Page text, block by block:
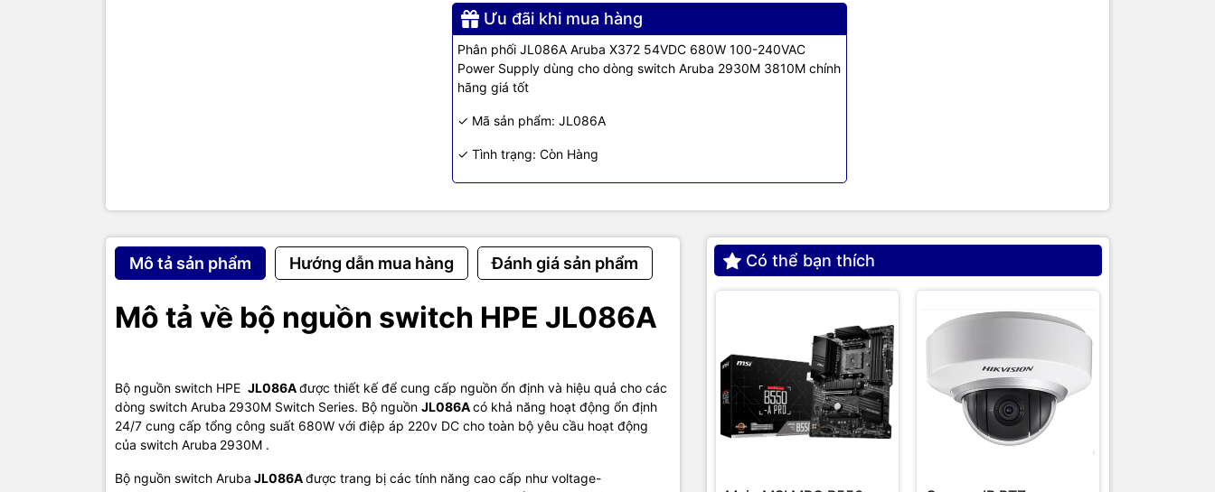
Ưu đãi khi mua hàng
Phân phối JL086A Aruba X372 54VDC 680W 100-240VAC
Power Supply dùng cho dòng switch Aruba 2930M 3810M chính
hãng giá tốt
✓ Mã sản phẩm: JL086A
✓ Tình trạng: Còn Hàng
Mô tả sản phẩm Hướng dẫn mua hàng Đánh giá sản phẩm
Mô tả về bộ nguồn switch HPE JL086A
Bộ nguồn switch HPE JL086Ađược thiết kế để cung cấp nguồn ổn định và hiệu quả cho các
dòng switch Aruba 2930M Switch Series. Bộ nguồn JL086Acó khả năng hoạt động ổn định
24/7 cung cấp tổng công suất 680W với điệp áp 220v DC cho toàn bộ yêu cầu hoạt động
của switch Aruba 2930M .
Bộ nguồn switch Aruba JL086Ađược trang bị các tính năng cao cấp như voltage-
Có thể bạn thích
Manufacturer Part Number JL086A
X372
1
Redundant Power Supply
Power Description
Input Voltage 100-240VAC
Output Power 680 W
Physical Characteristics